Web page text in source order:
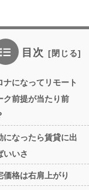
目次
ナになってリモート
ク前提が当たり前
になったら賃貸に出
いいさ
価格は右肩上がり